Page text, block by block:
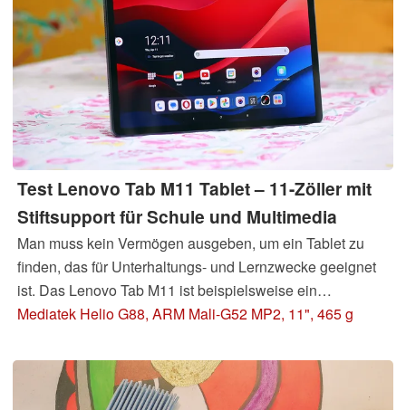
Test Lenovo Tab M11 Tablet – 11-Zöller mit
Stiftsupport für Schule und Multimedia
Man muss kein Vermögen ausgeben, um ein Tablet zu
finden, das für Unterhaltungs- und Lernzwecke geeignet
ist. Das Lenovo Tab M11 ist beispielsweise ein
geeigneter Kandidat. Im Test sehen wir nach, was neben
vier Lautsprechern noch geboten ist.
Mediatek Helio G88, ARM Mali-G52 MP2, 11", 465 g